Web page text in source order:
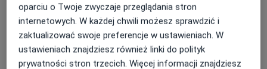
Powiększ mapęotwiera się w nowej karcie
Dostępność
Pokaż kalendarz
oparciu o Twoje zwyczaje przeglądania stron
internetowych. W każdej chwili możesz sprawdzić i
zaktualizować swoje preferencje w ustawieniach. W
ustawieniach znajdziesz również linki do polityk
prywatności stron trzecich. Więcej informacji znajdziesz